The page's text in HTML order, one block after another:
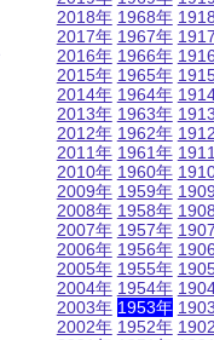
2018年
2017年
2016年
2015年
2014年
2013年
2012年
2011年
2010年
2009年
2008年
2007年
2006年
2005年
2004年
2003年
2002年
1968年
1967年
1966年
1965年
1964年
1963年
1962年
1961年
1960年
1959年
1958年
1957年
1956年
1955年
1954年
1953年
1952年